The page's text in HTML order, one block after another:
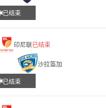
已结束
印尼联已结束
沙拉笛加
已结束